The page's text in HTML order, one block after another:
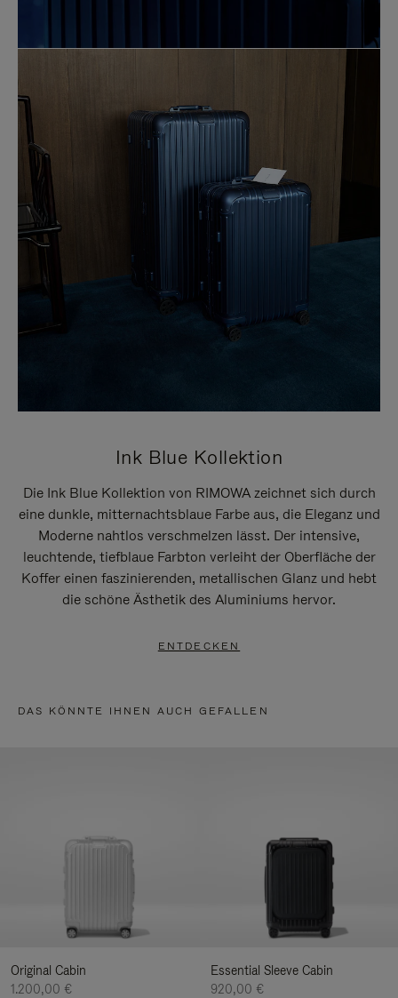
Ink Blue Kollektion
Die Ink Blue Kollektion von RIMOWA zeichnet sich durch
eine dunkle, mitternachtsblaue Farbe aus, die Eleganz und
Moderne nahtlos verschmelzen lässt. Der intensive,
leuchtende, tiefblaue Farbton verleiht der Oberfläche der
Koffer einen faszinierenden, metallischen Glanz und hebt
die schöne Ästhetik des Aluminiums hervor.
ENTDECKEN
DAS KÖNNTE IHNEN AUCH GEFALLEN
Original Cabin
1.200,00 €
Essential Sleeve Cabin
920,00 €